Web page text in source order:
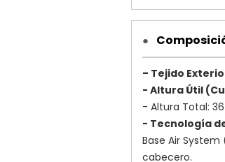
●
- Tejido
- Altura Útil
- Altura Total:
- Tecnología
Base Air
cabecero.